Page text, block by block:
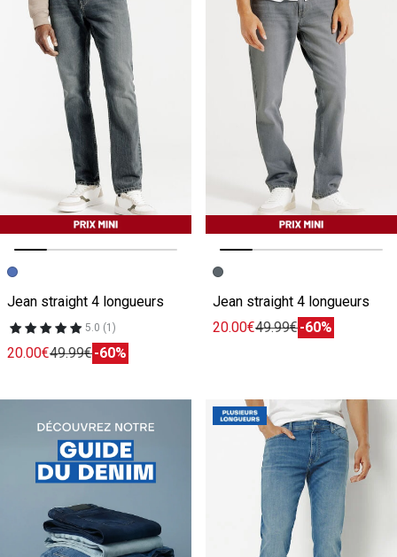
Image précédente
Image suivante
Jean straight 4 longueurs
5.0 (1)
20.00€49.99€-60%
Image précédente
Image suivante
Jean straight 4 longueurs
20.00€49.99€-60%